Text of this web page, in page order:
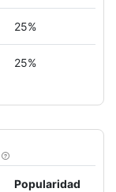
25%
25%
Popularidad